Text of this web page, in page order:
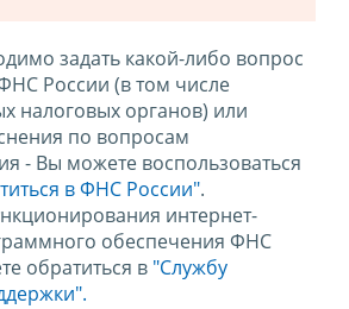
задать какой-либо вопрос
России (в том числе
налоговых органов) или
по вопросам
- Вы можете воспользоваться
в ФНС России".
интернет-
обеспечения ФНС
обратиться в "Службу